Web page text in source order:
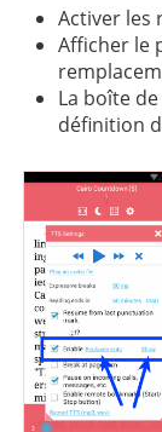
Activer les
Afficher le
La boîte
définition